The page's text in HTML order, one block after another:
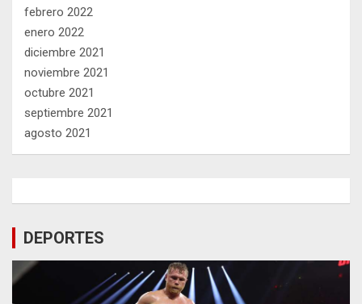
febrero 2022
enero 2022
diciembre 2021
noviembre 2021
octubre 2021
septiembre 2021
agosto 2021
DEPORTES